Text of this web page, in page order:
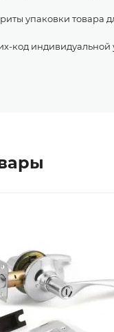
упаковки товара
код индивидуальной